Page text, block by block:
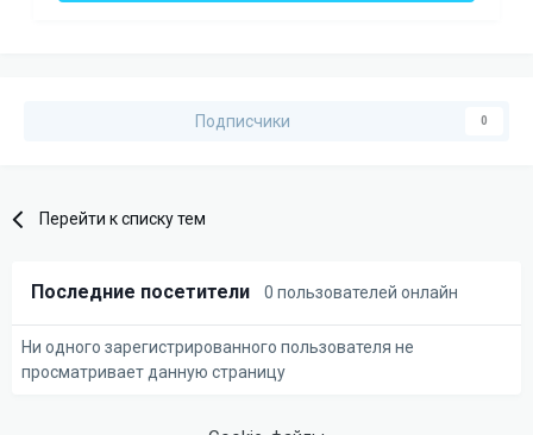
Подписчики 0
Перейти к списку тем
Последние посетители 0 пользователей онлайн
Ни одного зарегистрированного пользователя не
просматривает данную страницу